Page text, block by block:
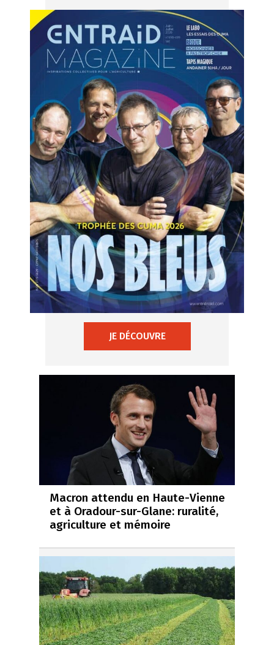
JE DÉCOUVRE
Macron attendu en Haute-Vienne
et à Oradour-sur-Glane: ruralité,
agriculture et mémoire